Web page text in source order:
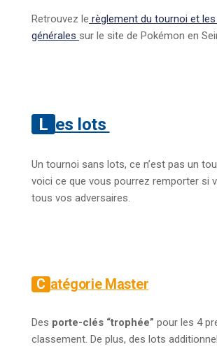
Retrouvez le règlement du tournoi et
générales sur le site de Pokémon en
Les lots
Un tournoi sans lots, ce n’est pas un
voici ce que vous pourrez remporter si
tous vos adversaires.
Catégorie Master
Des porte-clés “trophée” pour les 4
classement. De plus, des lots